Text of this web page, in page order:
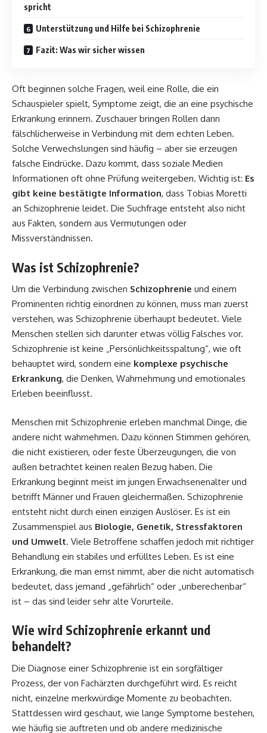
spricht
Unterstützung und Hilfe bei Schizophrenie
Fazit: Was wir sicher wissen
Oft beginnen solche Fragen, weil eine Rolle, die ein
Schauspieler spielt, Symptome zeigt, die an eine psychische
Erkrankung erinnern. Zuschauer bringen Rollen dann
fälschlicherweise in Verbindung mit dem echten Leben.
Solche Verwechslungen sind häufig – aber sie erzeugen
falsche Eindrücke. Dazu kommt, dass soziale Medien
Informationen oft ohne Prüfung weitergeben. Wichtig ist: Es
gibt keine bestätigte Information, dass Tobias Moretti
an Schizophrenie leidet. Die Suchfrage entsteht also nicht
aus Fakten, sondern aus Vermutungen oder
Missverständnissen.
Was ist Schizophrenie?
Um die Verbindung zwischen Schizophrenie und einem
Prominenten richtig einordnen zu können, muss man zuerst
verstehen, was Schizophrenie überhaupt bedeutet. Viele
Menschen stellen sich darunter etwas völlig Falsches vor.
Schizophrenie ist keine „Persönlichkeitsspaltung“, wie oft
behauptet wird, sondern eine komplexe psychische
Erkrankung, die Denken, Wahrnehmung und emotionales
Erleben beeinflusst.
Menschen mit Schizophrenie erleben manchmal Dinge, die
andere nicht wahrnehmen. Dazu können Stimmen gehören,
die nicht existieren, oder feste Überzeugungen, die von
außen betrachtet keinen realen Bezug haben. Die
Erkrankung beginnt meist im jungen Erwachsenenalter und
betrifft Männer und Frauen gleichermaßen. Schizophrenie
entsteht nicht durch einen einzigen Auslöser. Es ist ein
Zusammenspiel aus Biologie, Genetik, Stressfaktoren
und Umwelt. Viele Betroffene schaffen jedoch mit richtiger
Behandlung ein stabiles und erfülltes Leben. Es ist eine
Erkrankung, die man ernst nimmt, aber die nicht automatisch
bedeutet, dass jemand „gefährlich“ oder „unberechenbar“
ist – das sind leider sehr alte Vorurteile.
Wie wird Schizophrenie erkannt und
behandelt?
Die Diagnose einer Schizophrenie ist ein sorgfältiger
Prozess, der von Fachärzten durchgeführt wird. Es reicht
nicht, einzelne merkwürdige Momente zu beobachten.
Stattdessen wird geschaut, wie lange Symptome bestehen,
wie häufig sie auftreten und ob andere medizinische